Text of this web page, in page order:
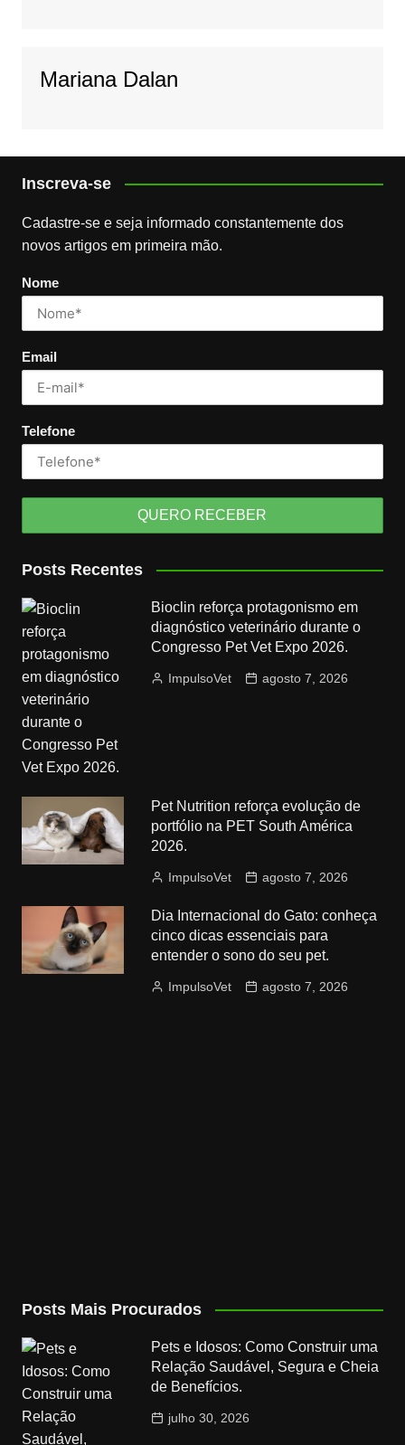
Mariana Dalan
Inscreva-se
Cadastre-se e seja informado constantemente dos
novos artigos em primeira mão.
Nome
Email
Telefone
Posts Recentes
Bioclin reforça protagonismo em
diagnóstico veterinário durante o
Congresso Pet Vet Expo 2026.
ImpulsoVet agosto 7, 2026
Pet Nutrition reforça evolução de
portfólio na PET South América
2026.
ImpulsoVet agosto 7, 2026
Dia Internacional do Gato: conheça
cinco dicas essenciais para
entender o sono do seu pet.
ImpulsoVet agosto 7, 2026
Posts Mais Procurados
Pets e Idosos: Como Construir uma
Relação Saudável, Segura e Cheia
de Benefícios.
julho 30, 2026